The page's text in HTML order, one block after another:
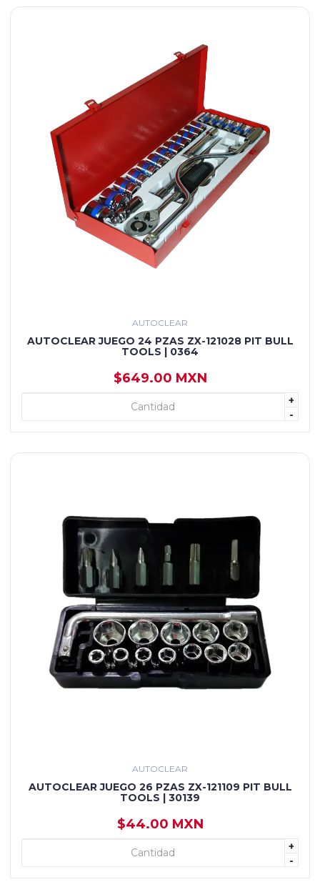
AUTOCLEAR
AUTOCLEAR JUEGO 24 PZAS ZX-121028 PIT BULL
TOOLS | 0364
$649.00 MXN
+
-
+ AGREGAR
AUTOCLEAR
AUTOCLEAR JUEGO 26 PZAS ZX-121109 PIT BULL
TOOLS | 30139
$44.00 MXN
+
-
+ AGREGAR